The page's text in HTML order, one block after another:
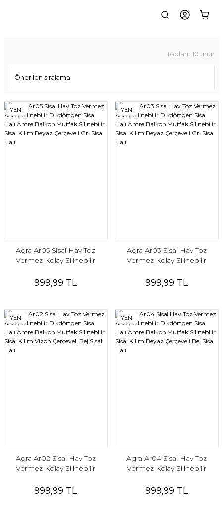
Toplam 10 ürün
YENİ
Agra Ar05 Sisal Hav Toz
Vermez Kolay Silinebilir
Balkon Mutfak Silinebilir Sisal
Kilim Beyaz Çerçeveli Gri Sisal
999,99 TL
YENİ
Agra Ar03 Sisal Hav Toz
Vermez Kolay Silinebilir
Balkon Mutfak Silinebilir Sisal
Kilim Beyaz Çerçeveli Gri Sisal
999,99 TL
YENİ
Agra Ar02 Sisal Hav Toz
Vermez Kolay Silinebilir
Balkon Mutfak Silinebilir Sisal
Kilim Vizon Çerçeveli Bej Sisal
999,99 TL
YENİ
Agra Ar04 Sisal Hav Toz
Vermez Kolay Silinebilir
Balkon Mutfak Silinebilir Sisal
Kilim Beyaz Çerçeveli Bej Sisal
999,99 TL